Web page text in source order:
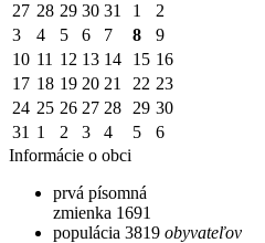
27 28 29 30 31 1
2
3
4 5 6 7 8
9
10 11 12 13 14 15 16
17 18 19 20 21 22 23
24 25 26 27 28 29 30
31 1 2 3 4 5
6
Informácie o obci
prvá písomná
zmienka 1691
populácia 3819 obyvateľov